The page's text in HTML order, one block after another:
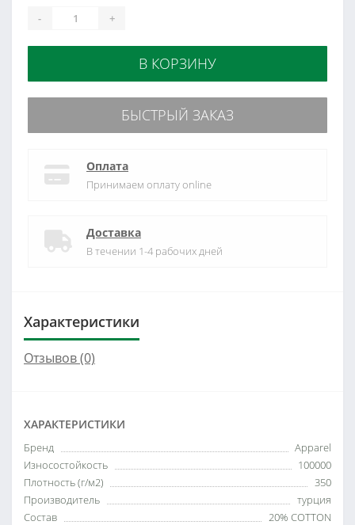
- +
В КОРЗИНУ
БЫСТРЫЙ ЗАКАЗ
Оплата
Принимаем оплату online
Доставка
В течении 1-4 рабочих дней
Характеристики
Отзывов (0)
ХАРАКТЕРИСТИКИ
Бренд
Apparel
Износостойкость
100000
Плотность (г/м2)
350
Производитель
турция
Состав
20% COTTON